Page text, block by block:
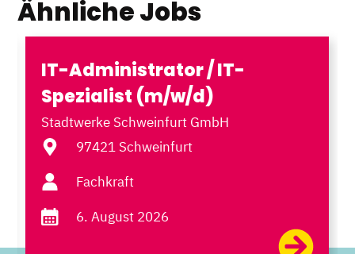
Ähnliche Jobs
IT-Administrator / IT-
Spezialist (m/w/d)
Stadtwerke Schweinfurt GmbH
97421 Schweinfurt
Fachkraft
6. August 2026